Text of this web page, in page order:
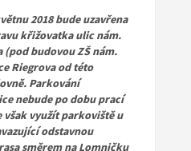
2018 bude uzavřena
křižovatka ulic nám.
(pod budovou ZŠ nám.
Riegrova od této
Parkování
nebude po dobu prací
však využít parkoviště u
odstavnou
směrem na Lomničku